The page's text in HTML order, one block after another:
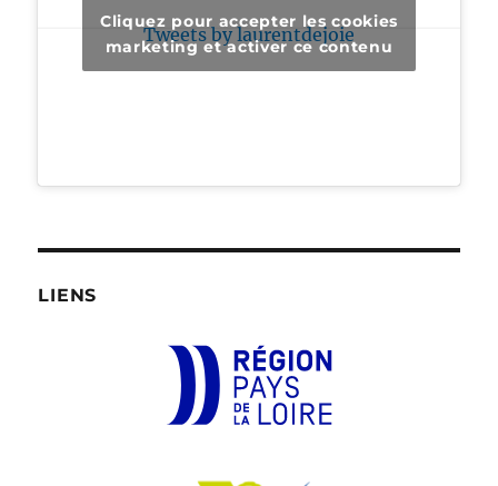
Tweets by laurentdejoie
Cliquez pour accepter les cookies
marketing et activer ce contenu
LIENS